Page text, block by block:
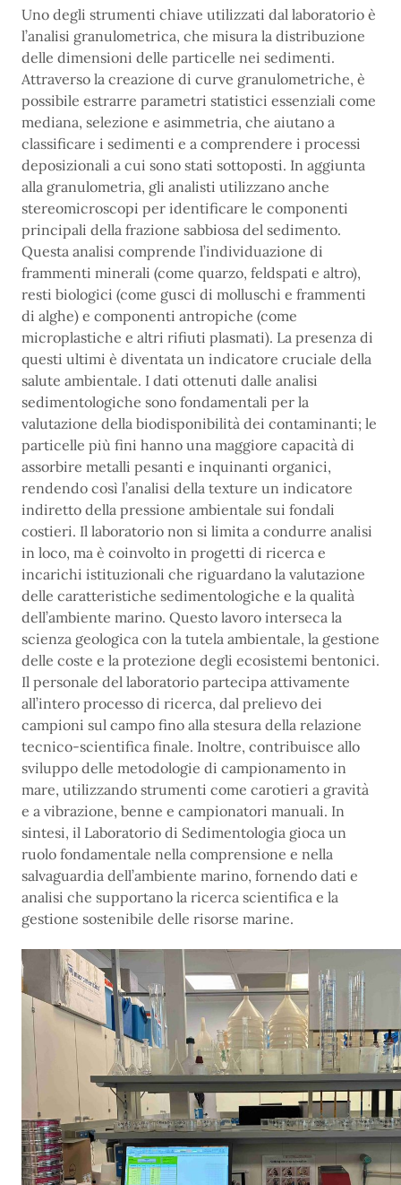
Uno degli strumenti chiave utilizzati dal laboratorio è
l’analisi granulometrica, che misura la distribuzione
delle dimensioni delle particelle nei sedimenti.
Attraverso la creazione di curve granulometriche, è
possibile estrarre parametri statistici essenziali come
mediana, selezione e asimmetria, che aiutano a
classificare i sedimenti e a comprendere i processi
deposizionali a cui sono stati sottoposti. In aggiunta
alla granulometria, gli analisti utilizzano anche
stereomicroscopi per identificare le componenti
principali della frazione sabbiosa del sedimento.
Questa analisi comprende l’individuazione di
frammenti minerali (come quarzo, feldspati e altro),
resti biologici (come gusci di molluschi e frammenti
di alghe) e componenti antropiche (come
microplastiche e altri rifiuti plasmati). La presenza di
questi ultimi è diventata un indicatore cruciale della
salute ambientale. I dati ottenuti dalle analisi
sedimentologiche sono fondamentali per la
valutazione della biodisponibilità dei contaminanti; le
particelle più fini hanno una maggiore capacità di
assorbire metalli pesanti e inquinanti organici,
rendendo così l’analisi della texture un indicatore
indiretto della pressione ambientale sui fondali
costieri. Il laboratorio non si limita a condurre analisi
in loco, ma è coinvolto in progetti di ricerca e
incarichi istituzionali che riguardano la valutazione
delle caratteristiche sedimentologiche e la qualità
dell’ambiente marino. Questo lavoro interseca la
scienza geologica con la tutela ambientale, la gestione
delle coste e la protezione degli ecosistemi bentonici.
Il personale del laboratorio partecipa attivamente
all’intero processo di ricerca, dal prelievo dei
campioni sul campo fino alla stesura della relazione
tecnico-scientifica finale. Inoltre, contribuisce allo
sviluppo delle metodologie di campionamento in
mare, utilizzando strumenti come carotieri a gravità
e a vibrazione, benne e campionatori manuali. In
sintesi, il Laboratorio di Sedimentologia gioca un
ruolo fondamentale nella comprensione e nella
salvaguardia dell’ambiente marino, fornendo dati e
analisi che supportano la ricerca scientifica e la
gestione sostenibile delle risorse marine.